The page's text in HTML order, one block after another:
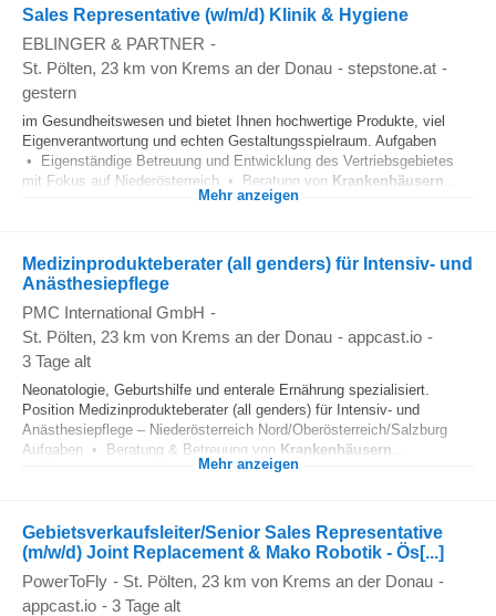
Sales Representative (w/m/d) Klinik & Hygiene
EBLINGER & PARTNER -
St. Pölten, 23 km von Krems an der Donau - stepstone.at -
gestern
im Gesundheitswesen und bietet Ihnen hochwertige Produkte, viel
Eigenverantwortung und echten Gestaltungsspielraum. Aufgaben
• Eigenständige Betreuung und Entwicklung des Vertriebsgebietes
mit Fokus auf Niederösterreich • Beratung von Krankenhäusern
Mehr anzeigen
Medizinprodukteberater (all genders) für Intensiv- und
Anästhesiepflege
PMC International GmbH -
St. Pölten, 23 km von Krems an der Donau - appcast.io -
3 Tage alt
Neonatologie, Geburtshilfe und enterale Ernährung spezialisiert.
Position Medizinprodukteberater (all genders) für Intensiv- und
Anästhesiepflege – Niederösterreich Nord/Oberösterreich/Salzburg
Aufgaben • Beratung & Betreuung von Krankenhäusern
Mehr anzeigen
Gebietsverkaufsleiter/Senior Sales Representative
(m/w/d) Joint Replacement & Mako Robotik - Ös[...]
PowerToFly - St. Pölten, 23 km von Krems an der Donau -
appcast.io - 3 Tage alt